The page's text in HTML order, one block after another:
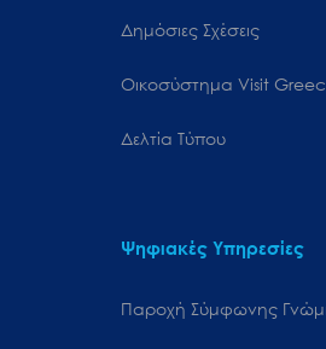
Δημόσιες Σχέσεις
Oικοσύστημα Visit
Δελτία Τύπου
Ψηφιακές Υπηρεσίες
Παροχή Σύμφωνης